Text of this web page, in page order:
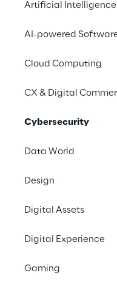
Artificial Intelligence
AI-powered
Cloud Computing
CX & Digital
Cybersecurity
Data World
Design
Digital Assets
Digital Experience
Gaming